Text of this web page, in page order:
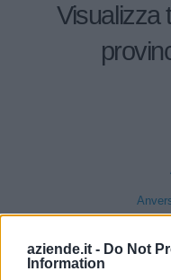
aziende.it - Do Not
Information
Visualizza